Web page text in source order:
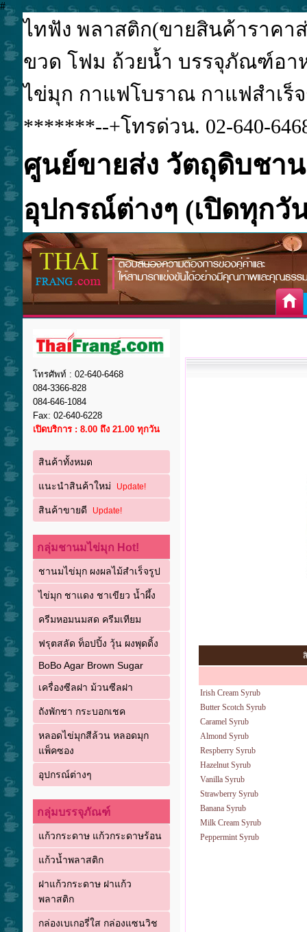
#
ไทฟัง พลาสติก(ขายสินค้าราค
ขวด โฟม ถ้วยน้ำ บรรจุภัณฑ์อา
ไข่มุก กาแฟโบราณ กาแฟสำเร็
*******--+โทรด่วน. 02-640-
ศูนย์ขายส่ง วัตถุดิบชา
อุปกรณ์ต่างๆ (เปิดทุกวั
โทรศัพท์ : 02-640-6468
084-3366-828
084-646-1084
Fax: 02-640-6228
เปิดบริการ : 8.00 ถึง 21.00 ทุกวัน
สินค้าทั้งหมด
แนะนำสินค้าใหม่ Update!
สินค้าขายดี Update!
กลุ่มชานมไข่มุก Hot!
ชานมไข่มุก ผงผลไม้สำเร็จรูป
ไข่มุก ชาแดง ชาเขียว น้ำผึ้ง
ครีมหอมนมสด ครีมเทียม
ฟรุตสลัด ท็อปปิ้ง วุ้น ผงพุดดิ้ง
BoBo Agar Brown Sugar
เครื่องซีลฝา ม้วนซีลฝา
ถังพักชา กระบอกเชค
หลอดไข่มุกสีล้วน หลอดมุก
แพ็คซอง
อุปกรณ์ต่างๆ
กลุ่มบรรจุภัณฑ์
แก้วกระดาษ แก้วกระดาษร้อน
แก้วน้ำพลาสติก
ฝาแก้วกระดาษ ฝาแก้ว
พลาสติก
กล่องเบเกอรี่ใส กล่องแซนวิช
Irish Cream Syrub
Butter Scotch Syrub
Caramel Syrub
Almond Syrub
Respberry Syrub
Hazelnut Syrub
Vanilla Syrub
Strawberry Syrub
Banana Syrub
Milk Cream Syrub
Peppermint Syrub